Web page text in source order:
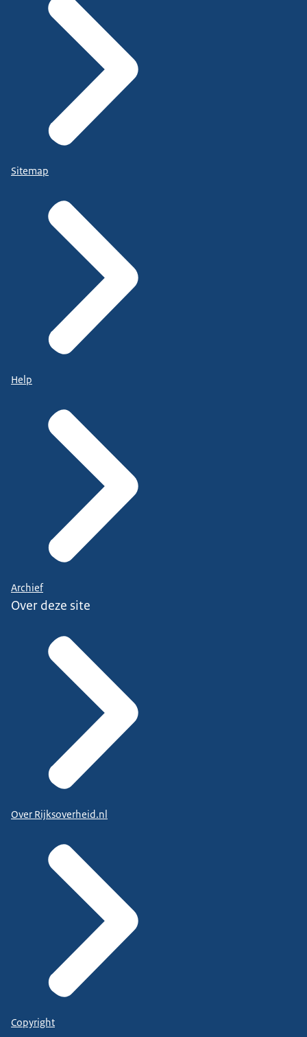
Sitemap
Help
Archief
Over deze site
Over Rijksoverheid.nl
Copyright